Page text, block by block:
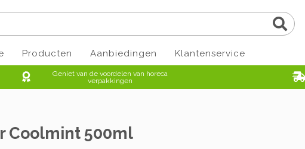
Producten Aanbiedingen Klantenservice
Geniet van de voordelen van horeca
verpakkingen
Coolmint 500ml